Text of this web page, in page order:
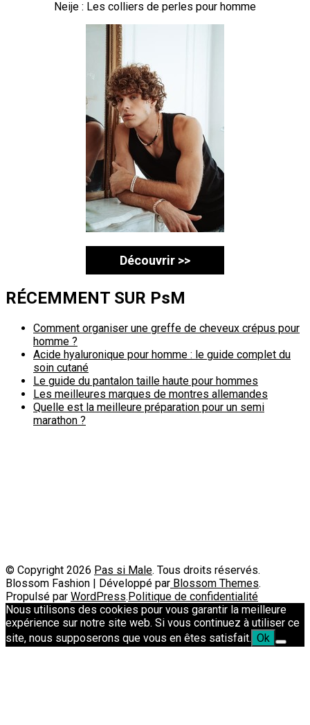
Neije : Les colliers de perles pour homme
Découvrir >>
RÉCEMMENT SUR PsM
Comment organiser une greffe de cheveux crépus pour
homme ?
Acide hyaluronique pour homme : le guide complet du
soin cutané
Le guide du pantalon taille haute pour hommes
Les meilleures marques de montres allemandes
Quelle est la meilleure préparation pour un semi
marathon ?
© Copyright 2026 Pas si Male. Tous droits réservés.
Blossom Fashion | Développé par Blossom Themes.
Propulsé par WordPress.Politique de confidentialité
Nous utilisons des cookies pour vous garantir la meilleure
expérience sur notre site web. Si vous continuez à utiliser ce
site, nous supposerons que vous en êtes satisfait. Ok